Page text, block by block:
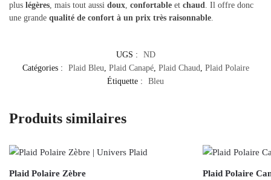
plus légères, mais tout aussi doux, confortable et chaud. Il offre donc
une grande qualité de confort à un prix très raisonnable.
UGS :
ND
Catégories :
Plaid Bleu, Plaid Canapé, Plaid Chaud, Plaid Polaire
Étiquette :
Bleu
Produits similaires
Plaid Polaire Zèbre Plaid Polaire